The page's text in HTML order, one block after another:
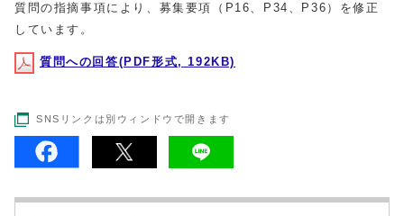
質問の指摘事項により、募集要項（P16、P34、P36）を修正
しています。
質問への回答(PDF形式, 192KB)
SNSリンクは別ウィンドウで開きます